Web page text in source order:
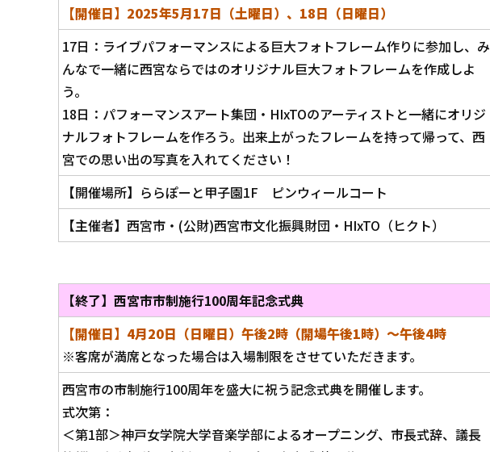
【開催日】2025年5月17日（土曜日）、18日（日曜日）
17日：ライブパフォーマンスによる巨大フォトフレーム作りに参加し、み
んなで一緒に西宮ならではのオリジナル巨大フォトフレームを作成しよ
う。
18日：パフォーマンスアート集団・HIxTOのアーティストと一緒にオリジ
ナルフォトフレームを作ろう。出来上がったフレームを持って帰って、西
宮での思い出の写真を入れてください！
【開催場所】ららぽーと甲子園1F ピンウィールコート
【主催者】西宮市・(公財)西宮市文化振興財団・HIxTO（ヒクト）
【終了】西宮市市制施行100周年記念式典
【開催日】4月20日（日曜日）午後2時（開場午後1時）～午後4時
※客席が満席となった場合は入場制限をさせていただきます。
西宮市の市制施行100周年を盛大に祝う記念式典を開催します。
式次第：
＜第1部＞神戸女学院大学音楽学部によるオープニング、市長式辞、議長